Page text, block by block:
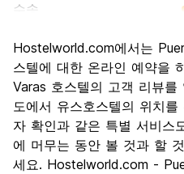
수송
문화
나이트 라이프
가격 대비 만족도
Hostelworld.com에서는
스텔에 대한 온라인 예약을
Varas 호스텔의 고객 리뷰
도에서 유스호스텔의 위치
자 확인과 같은 특별 서비스
에 머무는 동안 볼 것과 할
세요. Hostelworld.com -